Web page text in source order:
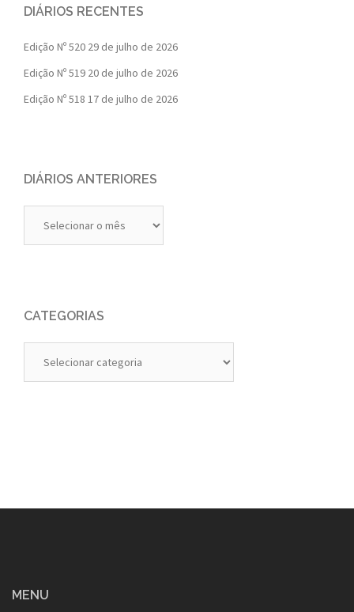
DIÁRIOS RECENTES
Edição Nº 520 29 de julho de 2026
Edição Nº 519 20 de julho de 2026
Edição Nº 518 17 de julho de 2026
DIÁRIOS ANTERIORES
Anteriores
CATEGORIAS
MENU